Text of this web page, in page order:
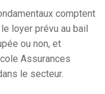
comptent
loyer prévu au bail
ou non, et
Assurances
le secteur.